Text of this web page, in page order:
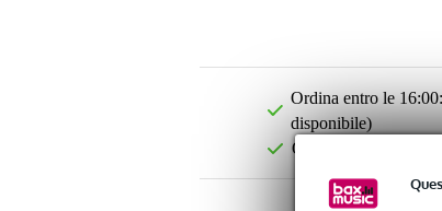
Ordina entro le
disponibile)
Oltre 48.000 articoli